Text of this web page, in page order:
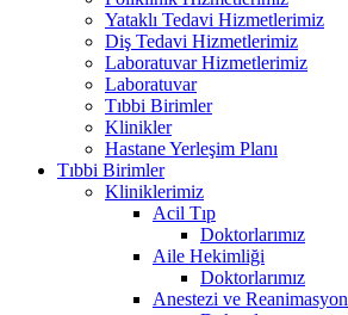
Yataklı Tedavi Hizmetlerimiz
Diş Tedavi Hizmetlerimiz
Laboratuvar Hizmetlerimiz
Laboratuvar
Tıbbi Birimler
Klinikler
Hastane Yerleşim Planı
Tıbbi Birimler
Kliniklerimiz
Acil Tıp
Doktorlarımız
Aile Hekimliği
Doktorlarımız
Anestezi ve Reanimasyon